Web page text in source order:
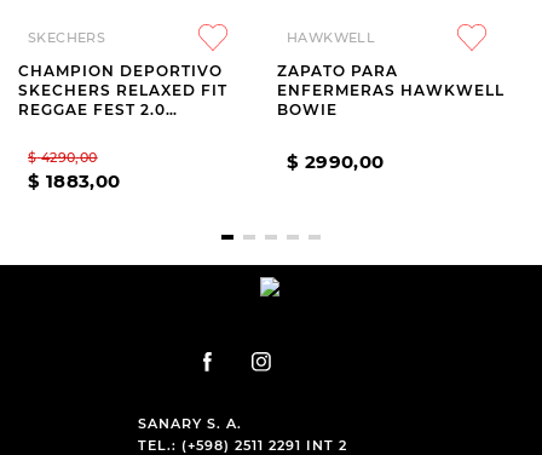
SKECHERS
CHAMPION DEPORTIVO
SKECHERS RELAXED FIT
REGGAE FEST 2.0
$ 4290,00
$ 1883,00
HAWKWELL
ZAPATO PARA
ENFERMERAS HAWKWELL
BOWIE
$ 2990,00
SANARY S. A.
TEL.: (+598) 2511 2291 INT 2